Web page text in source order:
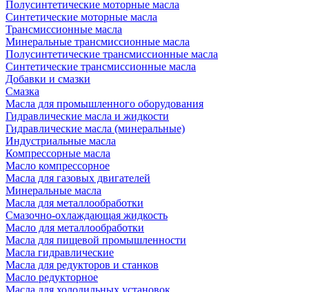
Полусинтетические моторные масла
Синтетические моторные масла
Трансмиссионные масла
Минеральные трансмиссионные масла
Полусинтетические трансмиссионные масла
Синтетические трансмиссионные масла
Добавки и смазки
Смазка
Масла для промышленного оборудования
Гидравлические масла и жидкости
Гидравлические масла (минеральные)
Индустриальные масла
Компрессорные масла
Масло компрессорное
Масла для газовых двигателей
Минеральные масла
Масла для металлообработки
Смазочно-охлаждающая жидкость
Масло для металлообработки
Масла для пищевой промышленности
Масла гидравлические
Масла для редукторов и станков
Масло редукторное
Масла для холодильных установок